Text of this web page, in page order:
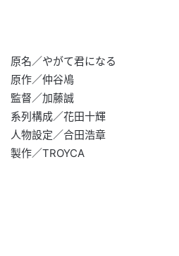
原名／やがて君になる
原作／仲谷鳰
監督／加藤誠
系列構成／花田十輝
人物設定／合田浩章
製作／TROYCA